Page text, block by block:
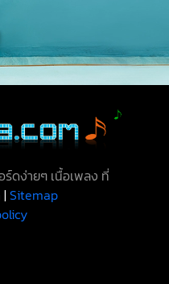
ดง่ายๆ เนื้อเพลง ที่
|Sitemap